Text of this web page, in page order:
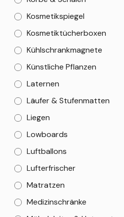
Kosmetikspiegel
Kosmetiktücherboxen
Kühlschrankmagnete
Künstliche Pflanzen
Laternen
Läufer & Stufenmatten
Liegen
Lowboards
Luftballons
Lufterfrischer
Matratzen
Medizinschränke